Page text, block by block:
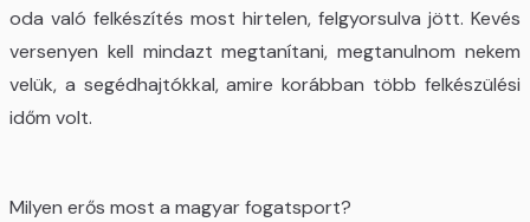
oda való felkészítés most hirtelen, felgyorsulva jött. Kevés
versenyen kell mindazt megtanítani, megtanulnom nekem
velük, a segédhajtókkal, amire korábban több felkészülési
időm volt.
Milyen erős most a magyar fogatsport?